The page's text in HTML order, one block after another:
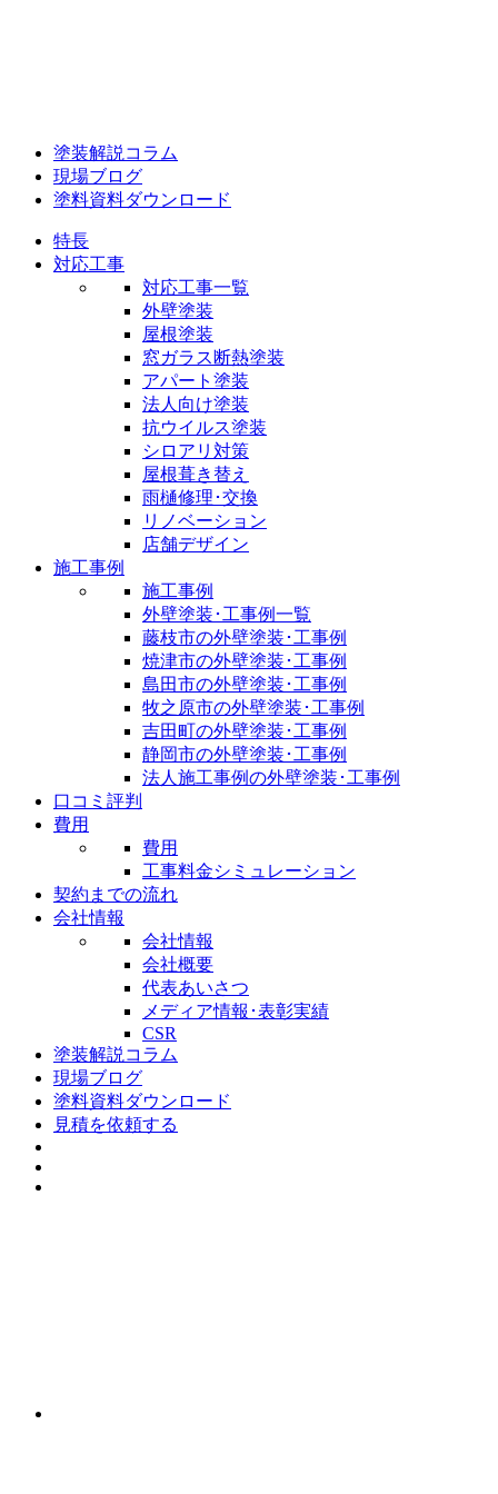
塗装解説コラム
現場ブログ
塗料資料ダウンロード
特長
対応工事
対応工事一覧
外壁塗装
屋根塗装
窓ガラス断熱塗装
アパート塗装
法人向け塗装
抗ウイルス塗装
シロアリ対策
屋根葺き替え
雨樋修理･交換
リノベーション
店舗デザイン
施工事例
施工事例
外壁塗装･工事例一覧
藤枝市の外壁塗装･工事例
焼津市の外壁塗装･工事例
島田市の外壁塗装･工事例
牧之原市の外壁塗装･工事例
吉田町の外壁塗装･工事例
静岡市の外壁塗装･工事例
法人施工事例の外壁塗装･工事例
口コミ評判
費用
費用
工事料金シミュレーション
契約までの流れ
会社情報
会社情報
会社概要
代表あいさつ
メディア情報･表彰実績
CSR
塗装解説コラム
現場ブログ
塗料資料ダウンロード
見積を依頼する